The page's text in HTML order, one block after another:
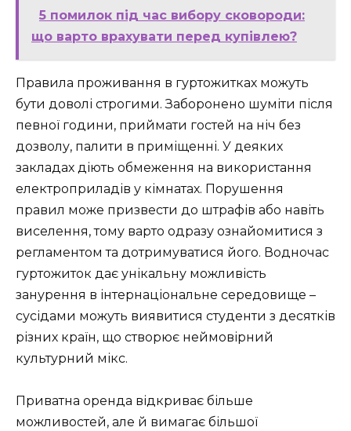
5 помилок під час вибору сковороди:
що варто врахувати перед купівлею?
Правила проживання в гуртожитках можуть
бути доволі строгими. Заборонено шуміти після
певної години, приймати гостей на ніч без
дозволу, палити в приміщенні. У деяких
закладах діють обмеження на використання
електроприладів у кімнатах. Порушення
правил може призвести до штрафів або навіть
виселення, тому варто одразу ознайомитися з
регламентом та дотримуватися його. Водночас
гуртожиток дає унікальну можливість
занурення в інтернаціональне середовище –
сусідами можуть виявитися студенти з десятків
різних країн, що створює неймовірний
культурний мікс.
Приватна оренда відкриває більше
можливостей, але й вимагає більшої